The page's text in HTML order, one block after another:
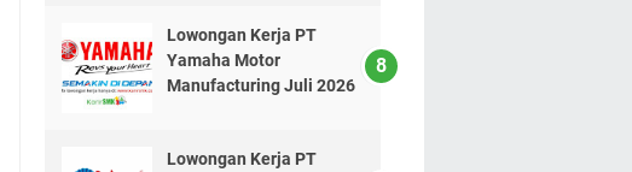
Lowongan Kerja PT
Yamaha Motor
Manufacturing Juli 2026
Lowongan Kerja PT